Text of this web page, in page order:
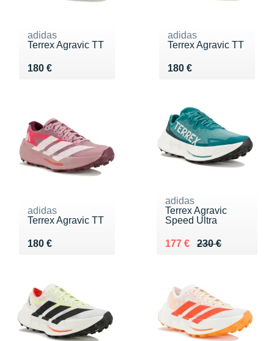
adidas
Terrex Agravic TT
180 €
Vendu 180 €
adidas
Terrex Agravic TT
180 €
Vendu 180 €
adidas
Terrex Agravic TT
180 €
Vendu 180 €
adidas
Terrex Agravic
Speed Ultra
230 €
Au lieu de 230 €
177 €
Vendu 177 €